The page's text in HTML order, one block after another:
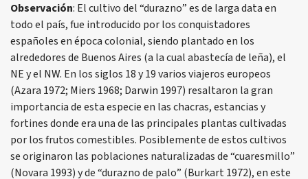
Observación: El cultivo del “durazno” es de larga data en
todo el país, fue introducido por los conquistadores
españoles en época colonial, siendo plantado en los
alrededores de Buenos Aires (a la cual abastecía de leña), el
NE y el NW. En los siglos 18 y 19 varios viajeros europeos
(Azara 1972; Miers 1968; Darwin 1997) resaltaron la gran
importancia de esta especie en las chacras, estancias y
fortines donde era una de las principales plantas cultivadas
por los frutos comestibles. Posiblemente de estos cultivos
se originaron las poblaciones naturalizadas de “cuaresmillo”
(Novara 1993) y de “durazno de palo” (Burkart 1972), en este